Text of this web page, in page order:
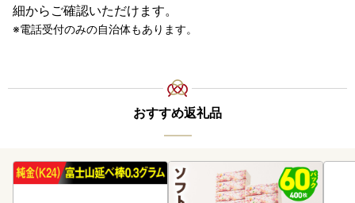
細からご確認いただけます。
電話受付のみの自治体もあります。
おすすめ返礼品